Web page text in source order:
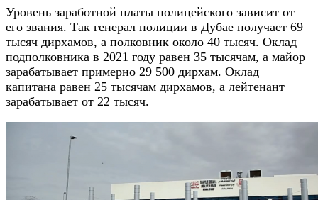
Уровень заработной платы полицейского зависит от
его звания. Так генерал полиции в Дубае получает 69
тысяч дирхамов, а полковник около 40 тысяч. Оклад
подполковника в 2021 году равен 35 тысячам, а майор
зарабатывает примерно 29 500 дирхам. Оклад
капитана равен 25 тысячам дирхамов, а лейтенант
зарабатывает от 22 тысяч.